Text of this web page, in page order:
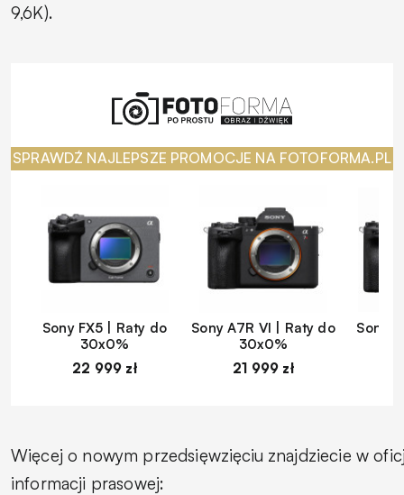
9,6K).
SPRAWDŹ NAJLEPSZE PROMOCJE NA FOTOFORMA.PL
Sony FX5 | Raty do
30x0%
22 999 zł
Sony A7R VI | Raty do
30x0%
21 999 zł
Sony
Więcej o nowym przedsięwzięciu znajdziecie w
informacji prasowej: